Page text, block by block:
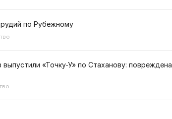
по Рубежному
«Точку-У» по Стаханову: повреждена